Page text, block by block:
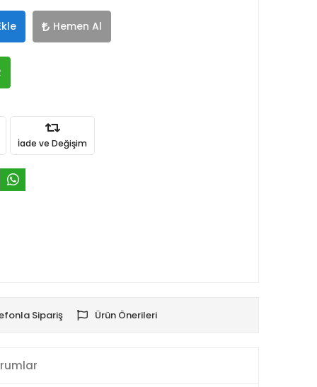
Hemen Al
İade ve Değişim
Sipariş Ürün Önerileri